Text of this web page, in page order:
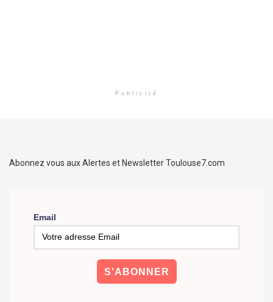
Publicité
Abonnez vous aux Alertes et Newsletter Toulouse7.com
Email